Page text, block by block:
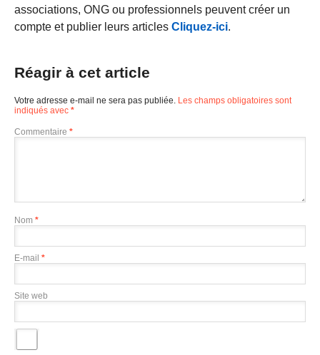
associations, ONG ou professionnels peuvent créer un
compte et publier leurs articles Cliquez-ici.
Réagir à cet article
Votre adresse e-mail ne sera pas publiée. Les champs obligatoires sont
indiqués avec *
Commentaire *
Nom *
E-mail *
Site web